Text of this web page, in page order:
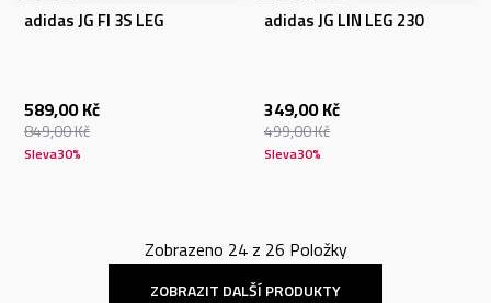
adidas JG FI 3S LEG
589,00 Kč
849,00Kč
Sleva30%
adidas JG LIN LEG 230
349,00 Kč
499,00Kč
Sleva30%
Zobrazeno 24z 26 Položky
ZOBRAZIT DALŠÍ PRODUKTY